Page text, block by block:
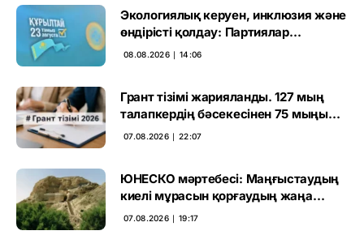
Экологиялық керуен, инклюзия және
өндірісті қолдау: Партиялар
өңірлерде қандай мәселе көтерді
08.08.2026 ∣ 14:06
Грант тізімі жарияланды. 127 мың
талапкердің бәсекесінен 75 мыңы
өтті
07.08.2026 ∣ 22:07
ЮНЕСКО мәртебесі: Маңғыстаудың
киелі мұрасын қорғаудың жаңа
кезеңі басталды
07.08.2026 ∣ 19:17